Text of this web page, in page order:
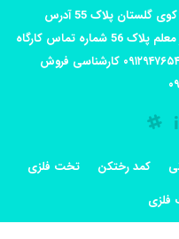
آدرس کارگاه تولیدی: تهران-شهریار کوی گلستان پلاک 55 آدرس
فروشگاه:تهران شهر قدس شهرک فرزان بلوار معلم پلاک 56 شماره تماس کارگاه
۰۲۱_۴۶۸۳۵۱۸۸ تماس با مدیر فروش ۰۹۱۲۹۴۷۶۵۴۷ کارشناسی فروش
کمد رختکن
تخت فلزی
فلزی